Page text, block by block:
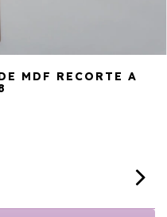
MDF RECORTE A